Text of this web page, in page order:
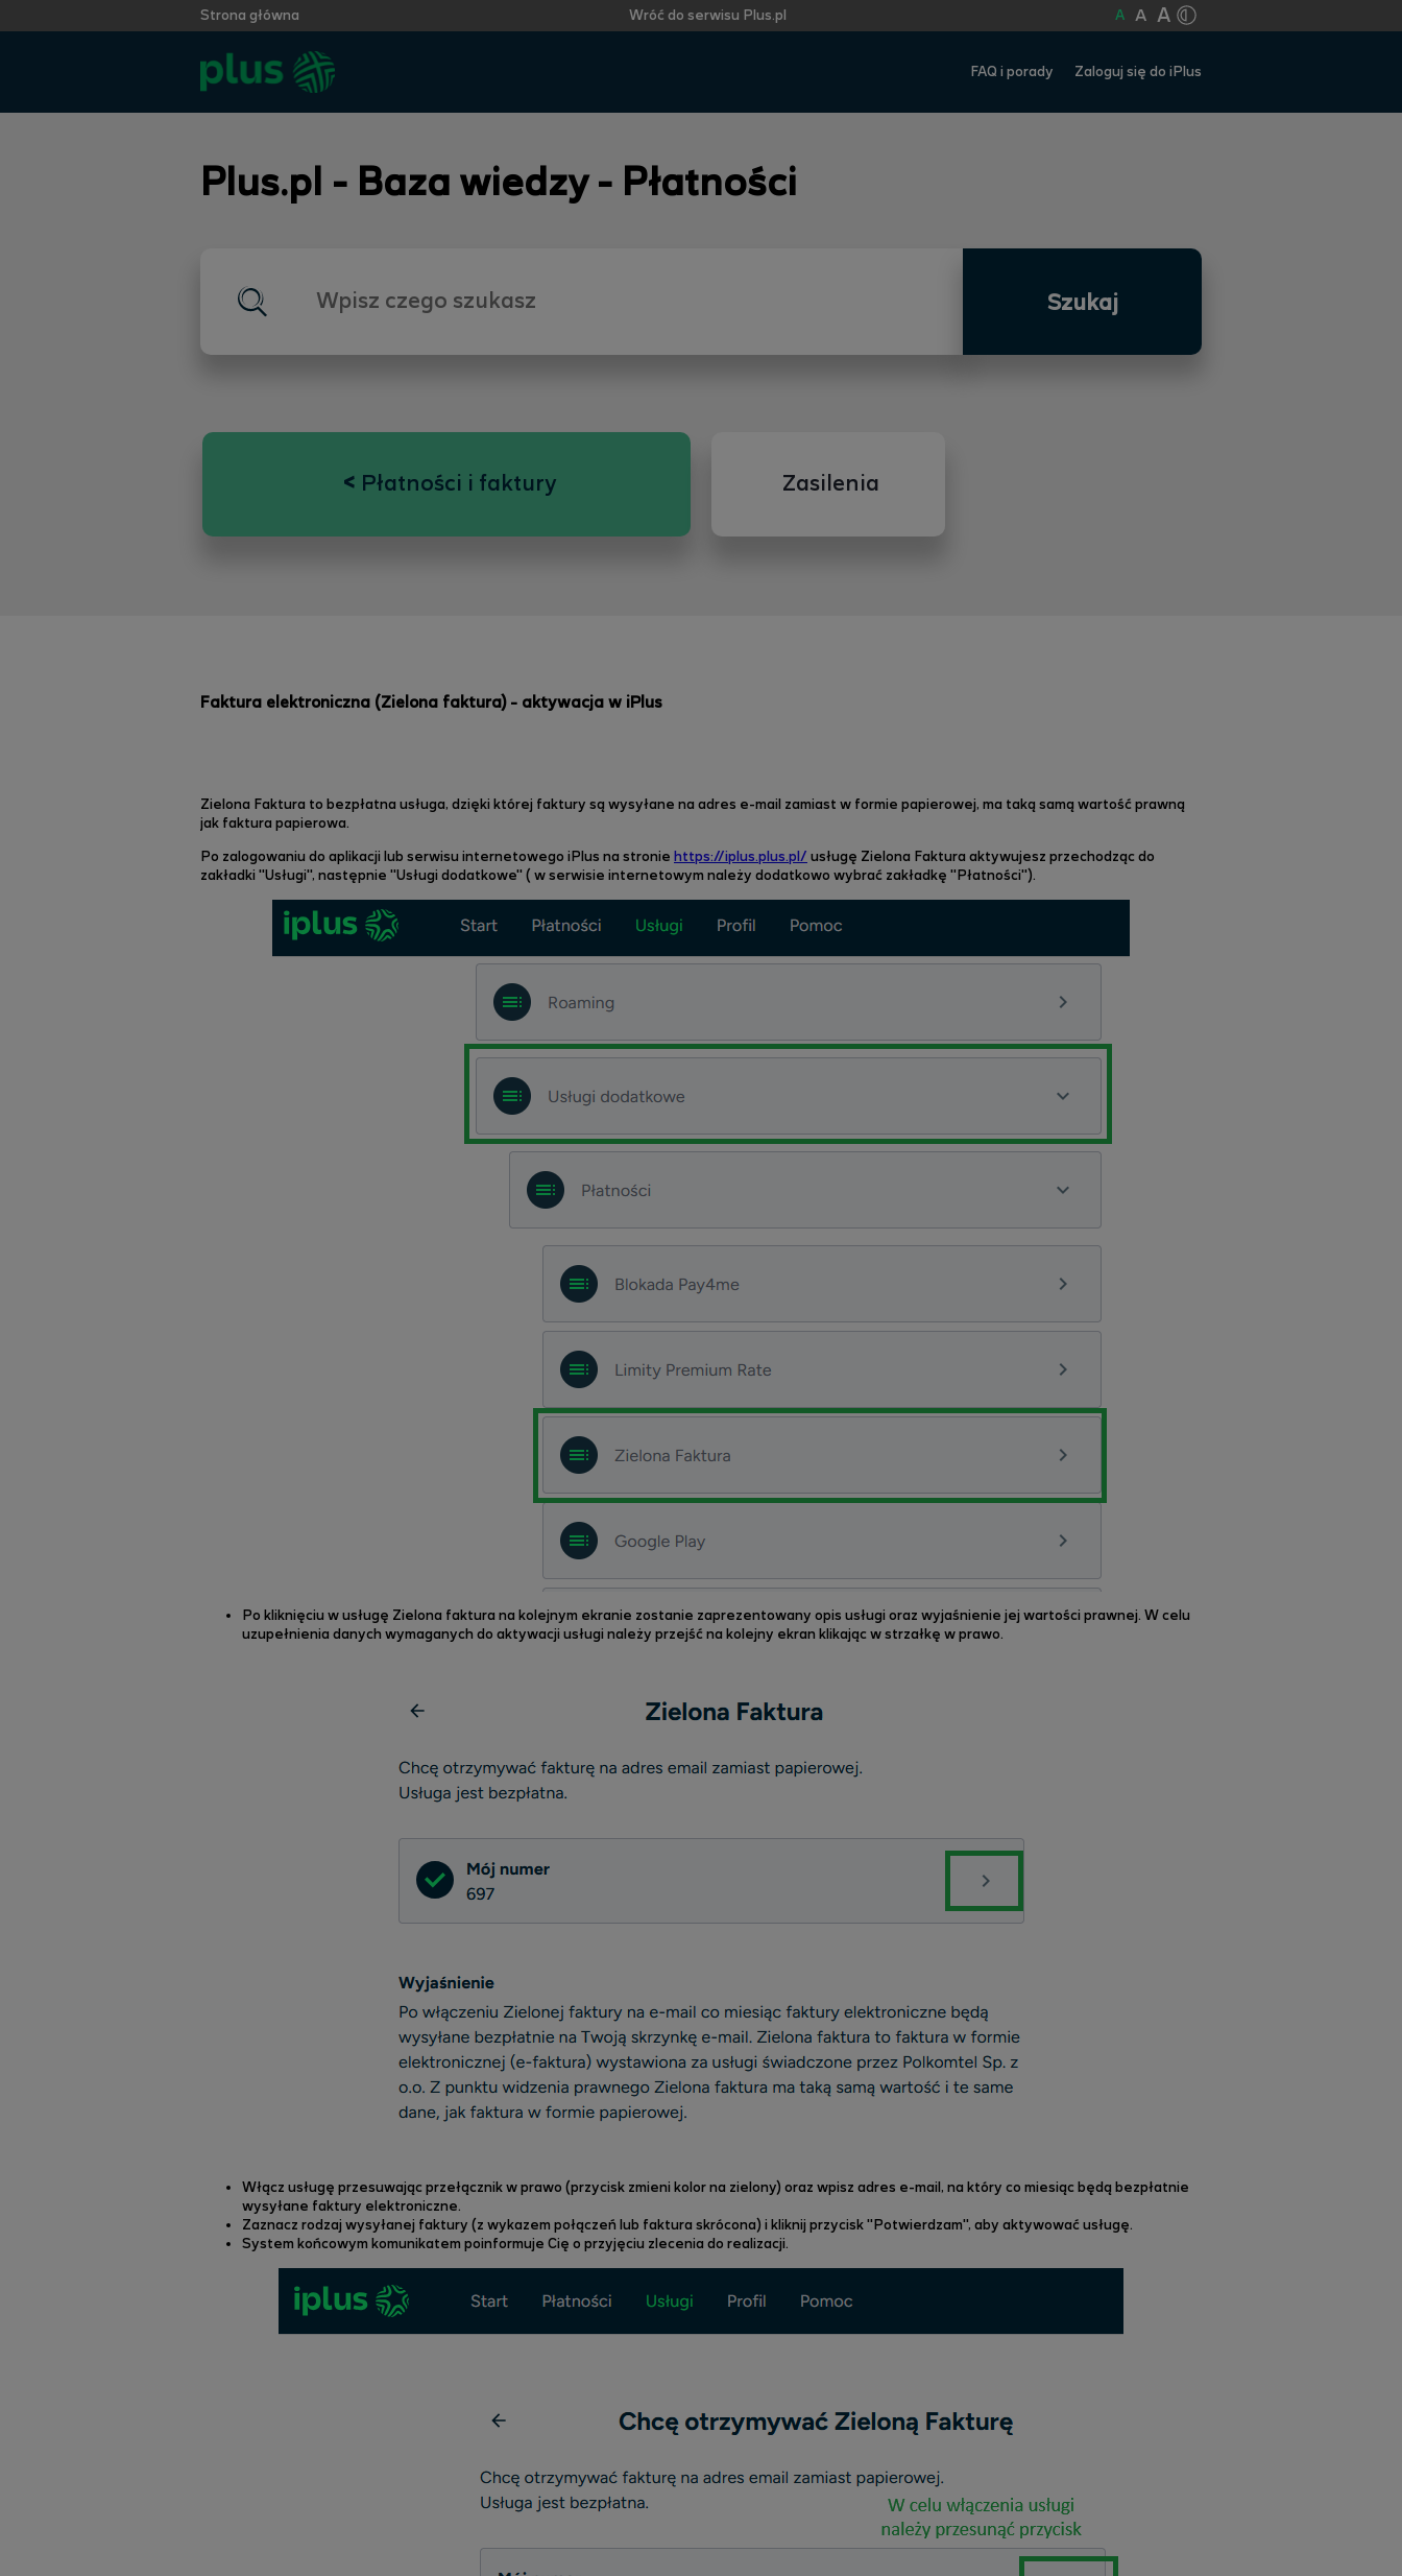
Strona główna Wróć do serwisu Plus.pl A A A
FAQ i porady Zaloguj się do iPlus
Plus.pl - Baza wiedzy - Płatności
Szukaj
< Płatności i faktury Zasilenia
Faktura elektroniczna (Zielona faktura) - aktywacja w iPlus
Zielona Faktura to bezpłatna usługa, dzięki której faktury są wysyłane na adres e-mail zamiast w formie papierowej, ma taką samą wartość prawną
jak faktura papierowa.
Po zalogowaniu do aplikacji lub serwisu internetowego iPlus na stronie https://iplus.plus.pl/ usługę Zielona Faktura aktywujesz przechodząc do
zakładki "Usługi", następnie "Usługi dodatkowe" ( w serwisie internetowym należy dodatkowo wybrać zakładkę "Płatności").
Po kliknięciu w usługę Zielona faktura na kolejnym ekranie zostanie zaprezentowany opis usługi oraz wyjaśnienie jej wartości prawnej. W celu
uzupełnienia danych wymaganych do aktywacji usługi należy przejść na kolejny ekran klikając w strzałkę w prawo.
Włącz usługę przesuwając przełącznik w prawo (przycisk zmieni kolor na zielony) oraz wpisz adres e-mail, na który co miesiąc będą bezpłatnie
wysyłane faktury elektroniczne.
Zaznacz rodzaj wysyłanej faktury (z wykazem połączeń lub faktura skrócona) i kliknij przycisk "Potwierdzam", aby aktywować usługę.
System końcowym komunikatem poinformuje Cię o przyjęciu zlecenia do realizacji.